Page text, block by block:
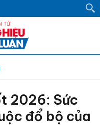
2026: Sức
đổ bộ của